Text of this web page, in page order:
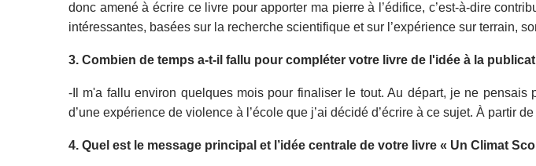
donc amené à écrire ce livre pour apporter ma pierre à l’édifice, c’est-à-dire
intéressantes, basées sur la recherche scientifique et sur l’expérience sur terrain,
3. Combien de temps a-t-il fallu pour compléter votre livre de l'idée à la
-Il m'a fallu environ quelques mois pour finaliser le tout. Au départ, je ne
d’une expérience de violence à l’école que j’ai décidé d’écrire à ce sujet. À partir
4. Quel est le message principal et l’idée centrale de votre livre « Un Climat